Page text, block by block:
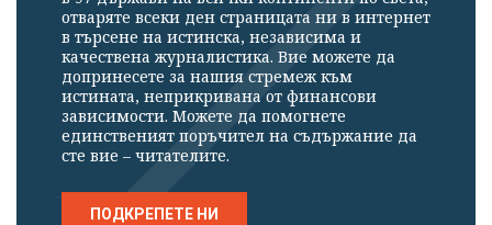
отваряте всеки ден страницата ни в интернет
в търсене на истинска, независима и
качествена журналистика. Вие можете да
допринесете за нашия стремеж към
истината, неприкривана от финансови
зависимости. Можете да помогнете
единственият поръчител на съдържание да
сте вие – читателите.
ПОДКРЕПЕТЕ НИ